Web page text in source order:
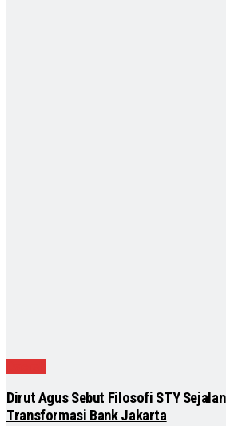
Dirut Agus Sebut Filosofi STY
Transformasi Bank Jakarta